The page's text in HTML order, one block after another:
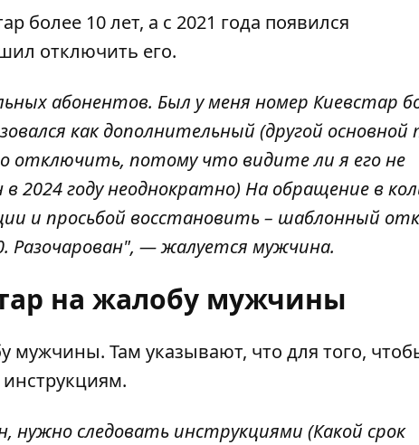
более 10 лет, а с 2021 года появился
отключить его.
абонентов. Был у меня номер Киевстар
как дополнительный (другой
отключить, потому что видите ли я его не
2024 году неоднократно) На обращение в
и просьбой восстановить – шаблонный
Разочарован", — жалуется мужчина.
на жалобу мужчины
мужчины. Там указывают, что для того,
нужно следовать инструкциями (Какой срок